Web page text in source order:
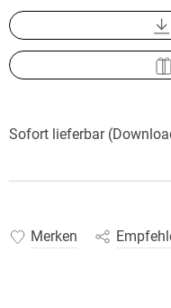
Sofort lieferbar
Merken